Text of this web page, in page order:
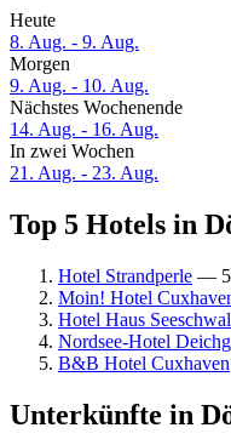
Heute
8. Aug. - 9. Aug.
Morgen
9. Aug. - 10. Aug.
Nächstes Wochenende
14. Aug. - 16. Aug.
In zwei Wochen
21. Aug. - 23. Aug.
Top 5 Hotels in
Hotel Strandperle —
Moin! Hotel
Hotel Haus
Nordsee-Hotel
B&B Hotel Cuxhaven
Unterkünfte in